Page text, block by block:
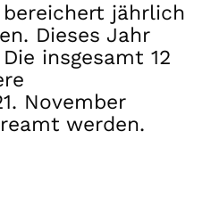
bereichert jährlich
Dieses Jahr
insgesamt 12
November
werden.